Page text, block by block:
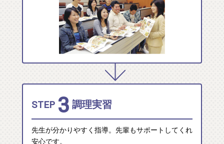
STEP 3 調理実習
先生が分かりやすく指導。先輩もサポートしてくれ
安心です。